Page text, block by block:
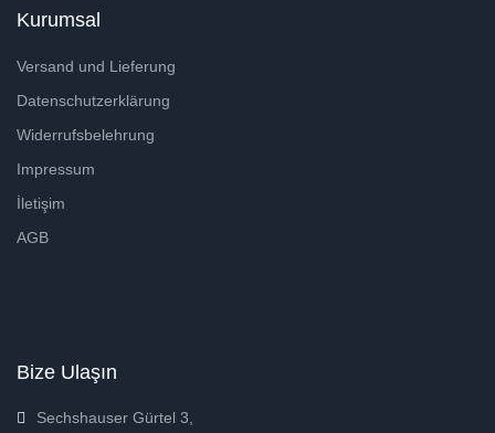
Kurumsal
Versand und Lieferung
Datenschutzerklärung
Widerrufsbelehrung
Impressum
İletişim
AGB
Bize Ulaşın
Sechshauser Gürtel 3,